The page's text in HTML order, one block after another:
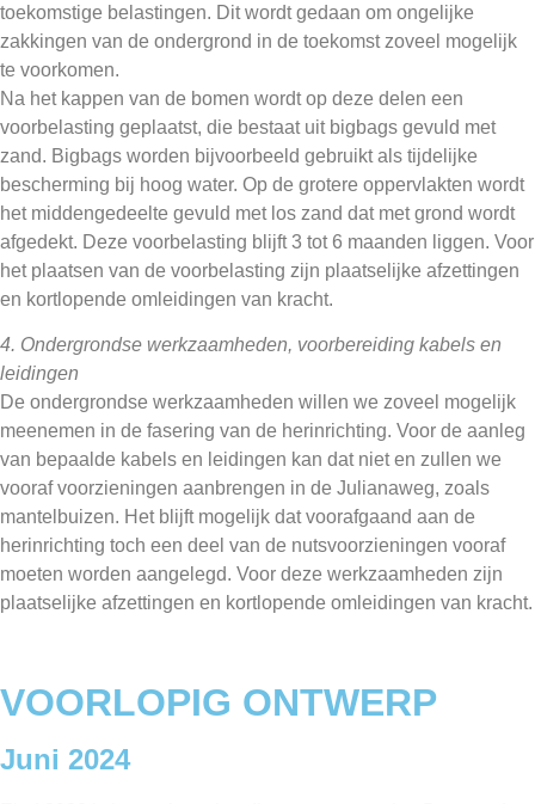
toekomstige belastingen. Dit wordt gedaan om ongelijke
zakkingen van de ondergrond in de toekomst zoveel mogelijk
te voorkomen.
Na het kappen van de bomen wordt op deze delen een
voorbelasting geplaatst, die bestaat uit bigbags gevuld met
zand. Bigbags worden bijvoorbeeld gebruikt als tijdelijke
bescherming bij hoog water. Op de grotere oppervlakten wordt
het middengedeelte gevuld met los zand dat met grond wordt
afgedekt. Deze voorbelasting blijft 3 tot 6 maanden liggen. Voor
het plaatsen van de voorbelasting zijn plaatselijke afzettingen
en kortlopende omleidingen van kracht.
4. Ondergrondse werkzaamheden, voorbereiding kabels en
leidingen
De ondergrondse werkzaamheden willen we zoveel mogelijk
meenemen in de fasering van de herinrichting. Voor de aanleg
van bepaalde kabels en leidingen kan dat niet en zullen we
vooraf voorzieningen aanbrengen in de Julianaweg, zoals
mantelbuizen. Het blijft mogelijk dat voorafgaand aan de
herinrichting toch een deel van de nutsvoorzieningen vooraf
moeten worden aangelegd. Voor deze werkzaamheden zijn
plaatselijke afzettingen en kortlopende omleidingen van kracht.
VOORLOPIG ONTWERP
Juni 2024